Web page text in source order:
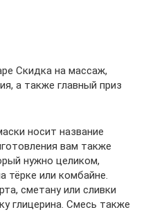
Скидка на массаж,
а также главный приз
носит название
вам также
нужно целиком,
тёрке или комбайне.
сметану или сливки
глицерина. Смесь также